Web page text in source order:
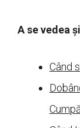
A se vedea
Când